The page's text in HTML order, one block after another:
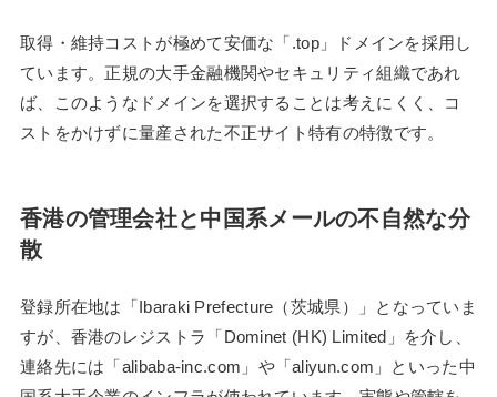
取得・維持コストが極めて安価な「.top」ドメインを採用し
ています。正規の大手金融機関やセキュリティ組織であれ
ば、このようなドメインを選択することは考えにくく、コ
ストをかけずに量産された不正サイト特有の特徴です。
香港の管理会社と中国系メールの不自然な分
散
登録所在地は「Ibaraki Prefecture（茨城県）」となっていま
すが、香港のレジストラ「Dominet (HK) Limited」を介し、
連絡先には「alibaba-inc.com」や「aliyun.com」といった中